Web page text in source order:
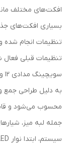
افکت‌های مختلف
بسیاری افکت‌های
تنظیمات انجام شده
تنظیمات قبلی
به دلیل طراحی جمع و
محسوب می‌شود و
جمله لبه میز،